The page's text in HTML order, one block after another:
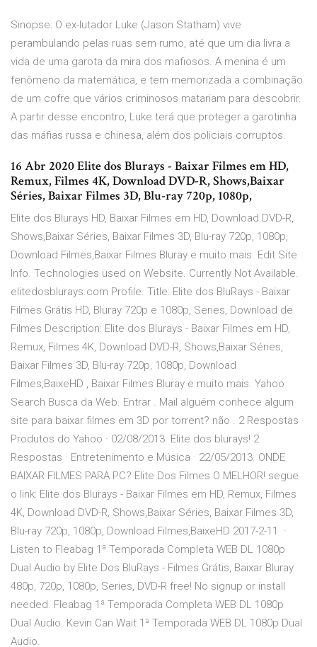
Sinopse: O ex-lutador Luke (Jason Statham) vive
perambulando pelas ruas sem rumo, até que um dia livra a
vida de uma garota da mira dos mafiosos. A menina é um
fenômeno da matemática, e tem memorizada a combinação
de um cofre que vários criminosos matariam para descobrir.
A partir desse encontro, Luke terá que proteger a garotinha
das máfias russa e chinesa, além dos policiais corruptos.
16 Abr 2020 Elite dos Blurays - Baixar Filmes em HD,
Remux, Filmes 4K, Download DVD-R, Shows,Baixar
Séries, Baixar Filmes 3D, Blu-ray 720p, 1080p,
Elite dos Blurays HD, Baixar Filmes em HD, Download DVD-R,
Shows,Baixar Séries, Baixar Filmes 3D, Blu-ray 720p, 1080p,
Download Filmes,Baixar Filmes Bluray e muito mais. Edit Site
Info. Technologies used on Website. Currently Not Available.
elitedosblurays.com Profile. Title: Elite dos BluRays - Baixar
Filmes Grátis HD, Bluray 720p e 1080p, Series, Download de
Filmes Description: Elite dos Blurays - Baixar Filmes em HD,
Remux, Filmes 4K, Download DVD-R, Shows,Baixar Séries,
Baixar Filmes 3D, Blu-ray 720p, 1080p, Download
Filmes,BaixeHD , Baixar Filmes Bluray e muito mais. Yahoo
Search Busca da Web. Entrar . Mail alguém conhece algum
site para baixar filmes em 3D por torrent? não . 2 Respostas ·
Produtos do Yahoo · 02/08/2013. Elite dos blurays! 2
Respostas · Entretenimento e Música · 22/05/2013. ONDE
BAIXAR FILMES PARA PC? Elite Dos Filmes O MELHOR! segue
o link: Elite dos Blurays - Baixar Filmes em HD, Remux, Filmes
4K, Download DVD-R, Shows,Baixar Séries, Baixar Filmes 3D,
Blu-ray 720p, 1080p, Download Filmes,BaixeHD 2017-2-11 ·
Listen to Fleabag 1ª Temporada Completa WEB DL 1080p
Dual Audio by Elite Dos BluRays - Filmes Grátis, Baixar Bluray
480p, 720p, 1080p, Series, DVD-R free! No signup or install
needed. Fleabag 1ª Temporada Completa WEB DL 1080p
Dual Audio. Kevin Can Wait 1ª Temporada WEB DL 1080p Dual
Audio.